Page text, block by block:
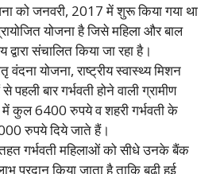
को जनवरी, 2017 में शुरू किया गया था
योजना है जिसे महिला और बाल
संचालित किया जा रहा है।
वंदना योजना, राष्ट्रीय स्वास्थ्य मिशन
पहली बार गर्भवती होने वाली ग्रामीण
कुल 6400 रुपये व शहरी गर्भवती के
रुपये दिये जाते हैं।
गर्भवती महिलाओं को सीधे उनके बैंक
प्रदान किया जाता है ताकि बढ़ी हुई